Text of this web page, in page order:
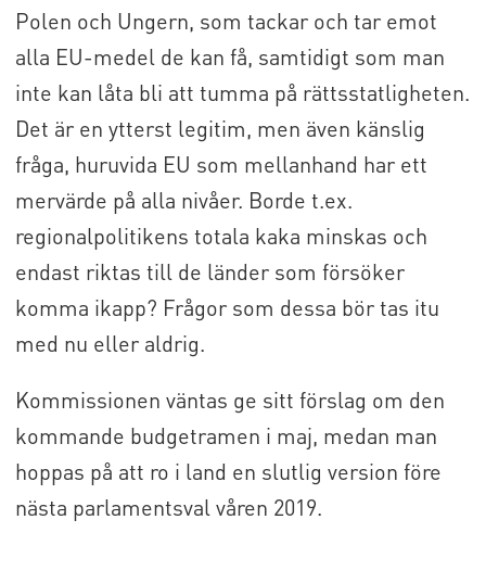
Polen och Ungern, som tackar och tar emot
alla EU-medel de kan få, samtidigt som man
inte kan låta bli att tumma på rättsstatligheten.
Det är en ytterst legitim, men även känslig
fråga, huruvida EU som mellanhand har ett
mervärde på alla nivåer. Borde t.ex.
regionalpolitikens totala kaka minskas och
endast riktas till de länder som försöker
komma ikapp? Frågor som dessa bör tas itu
med nu eller aldrig.
Kommissionen väntas ge sitt förslag om den
kommande budgetramen i maj, medan man
hoppas på att ro i land en slutlig version före
nästa parlamentsval våren 2019.